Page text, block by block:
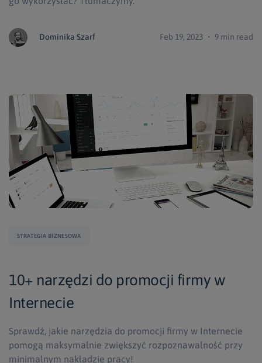
Dominika Szarf Feb 19, 2023 ・ 9 min read
STRATEGIA BIZNESOWA
10+ narzędzi do promocji firmy w
Internecie
Sprawdź, jakie narzędzia do promocji firmy w Internecie
pomogą maksymalnie zwiększyć rozpoznawalność przy
minimalnym nakładzie pracy!